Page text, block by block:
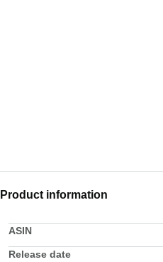
Product information
ASIN
Release date